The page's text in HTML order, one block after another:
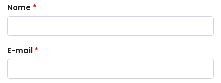
Nome *
E-mail *